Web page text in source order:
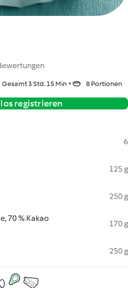
Gesamt 3 Std. 15 Min 8 Portionen
registrieren
6
125 g
250 g
70 % Kakao
170 g
250 g